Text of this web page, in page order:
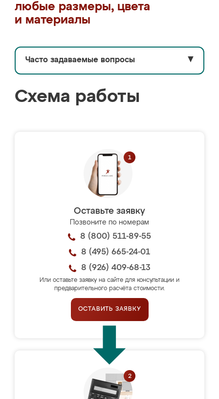
любые размеры, цвета
и материалы
Часто задаваемые вопросы ▼
Схема работы
Оставьте заявку
Позвоните по номерам
8 (800) 511-89-55
8 (495) 665-24-01
8 (926) 409-68-13
Или оставьте заявку на сайте для консультации и
предварительного расчёта стоимости.
ОСТАВИТЬ ЗАЯВКУ